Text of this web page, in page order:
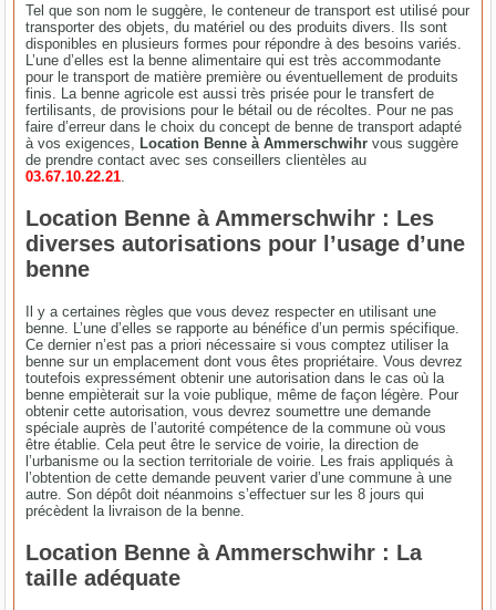
Tel que son nom le suggère, le conteneur de transport est utilisé pour
transporter des objets, du matériel ou des produits divers. Ils sont
disponibles en plusieurs formes pour répondre à des besoins variés.
L’une d’elles est la benne alimentaire qui est très accommodante
pour le transport de matière première ou éventuellement de produits
finis. La benne agricole est aussi très prisée pour le transfert de
fertilisants, de provisions pour le bétail ou de récoltes. Pour ne pas
faire d’erreur dans le choix du concept de benne de transport adapté
à vos exigences,Location Benne à Ammerschwihrvous suggère
de prendre contact avec ses conseillers clientèles au
03.67.10.22.21
Location Benne à Ammerschwihr : Les
diverses autorisations pour l’usage d’une
benne
Il y a certaines règles que vous devez respecter en utilisant une
benne. L’une d’elles se rapporte au bénéfice d’un permis spécifique.
Ce dernier n’est pas a priori nécessaire si vous comptez utiliser la
benne sur un emplacement dont vous êtes propriétaire. Vous devrez
toutefois expressément obtenir une autorisation dans le cas où la
benne empièterait sur la voie publique, même de façon légère. Pour
obtenir cette autorisation, vous devrez soumettre une demande
spéciale auprès de l’autorité compétence de la commune où vous
être établie. Cela peut être le service de voirie, la direction de
l’urbanisme ou la section territoriale de voirie. Les frais appliqués à
l’obtention de cette demande peuvent varier d’une commune à une
autre. Son dépôt doit néanmoins s’effectuer sur les 8 jours qui
précèdent la livraison de la benne.
Location Benne à Ammerschwihr : La
taille adéquate